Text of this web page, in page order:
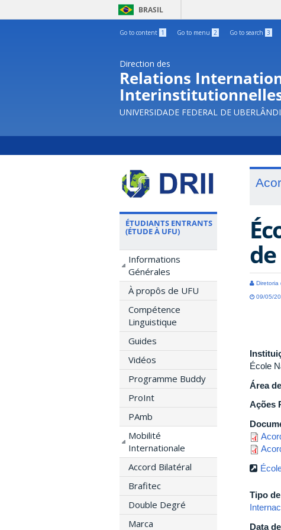
BRASIL
Go to content 1 Go to menu 2 Go to search 3
Direction des
Relations
UNIVERSIDADE FEDERAL DE
ÉTUDIANTS ENTRANTS
(ÉTUDE À UFU)
Informations
Générales
À propôs de UFU
Compétence
Linguistique
Guides
Vidéos
Programme Buddy
ProInt
PAmb
Mobilité
Internationale
Accord Bilatéral
Brafitec
Double Degré
Marca
de
Diretoria
09/05/
École
Área
Ações
Tipo
Data